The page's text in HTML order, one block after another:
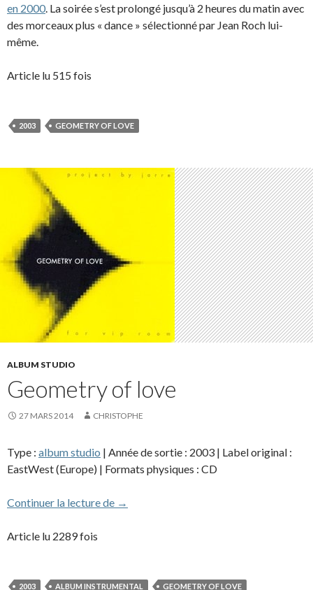
en 2000 . La soirée s’est prolongé jusqu’à 2 heures du matin avec
des morceaux plus « dance » sélectionné par Jean Roch lui-
même.
Article lu 515 fois
2003 GEOMETRY OF LOVE
ALBUM STUDIO
Geometry of love
27 MARS 2014 CHRISTOPHE
Type : album studio | Année de sortie : 2003 | Label original :
EastWest (Europe) | Formats physiques : CD
Continuer la lecture de Geometry of love
→
Article lu 2289 fois
2003 ALBUM INSTRUMENTAL GEOMETRY OF LOVE